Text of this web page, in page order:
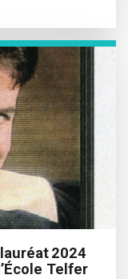
2024
Telfer